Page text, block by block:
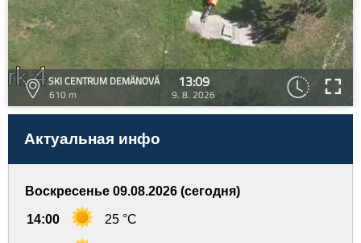
SKI CENTRUM DEMÄNOVÁ
610 m
13:09
9. 8. 2026
Актуальная инфо
Воскресенье 09.08.2026 (сегодня)
14:00 25 °C